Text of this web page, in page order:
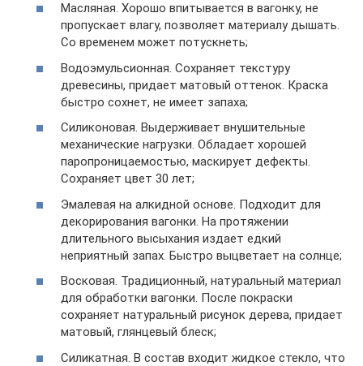
Масляная. Хорошо впитывается в вагонку, не
пропускает влагу, позволяет материалу дышать.
Со временем может потускнеть;
Водоэмульсионная. Сохраняет текстуру
древесины, придает матовый оттенок. Краска
быстро сохнет, не имеет запаха;
Силиконовая. Выдерживает внушительные
механические нагрузки. Обладает хорошей
паропроницаемостью, маскирует дефекты.
Сохраняет цвет 30 лет;
Эмалевая на алкидной основе. Подходит для
декорирования вагонки. На протяжении
длительного высыхания издает едкий
неприятный запах. Быстро выцветает на солнце;
Восковая. Традиционный, натуральный материал
для обработки вагонки. После покраски
сохраняет натуральный рисунок дерева, придает
матовый, глянцевый блеск;
Силикатная. В состав входит жидкое стекло, что